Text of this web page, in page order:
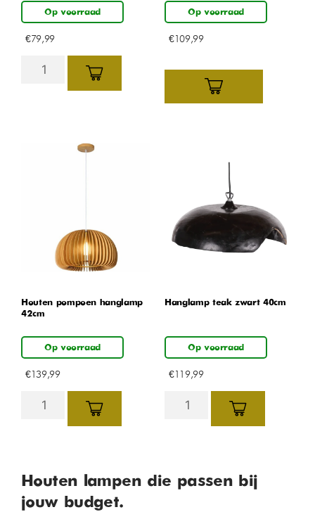
Op voorraad
€79,99
Op voorraad
€109,99
Houten pompoen hanglamp
42cm
Op voorraad
€139,99
Hanglamp teak zwart 40cm
Op voorraad
€119,99
Houten lampen die passen bij
jouw budget.